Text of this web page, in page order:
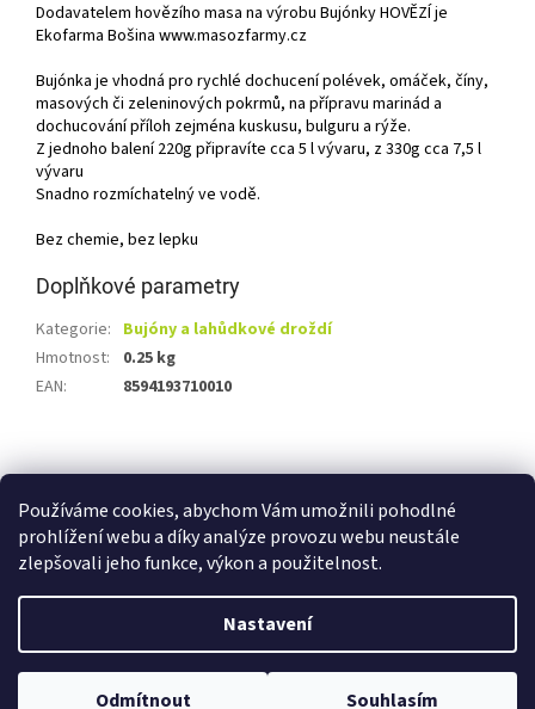
Používáme cookies, abychom Vám umožnili pohodlné
prohlížení webu a díky analýze provozu webu neustále
zlepšovali jeho funkce, výkon a použitelnost.
Nastavení
Odmítnout Souhlasím
Dodavatelem hovězího masa na výrobu Bujónky HOVĚZÍ je
Ekofarma Bošina www.masozfarmy.cz
Bujónka je vhodná pro rychlé dochucení polévek, omáček, číny,
masových či zeleninových pokrmů, na přípravu marinád a
dochucování příloh zejména kuskusu, bulguru a rýže.
Z jednoho balení 220g připravíte cca 5 l vývaru, z 330g cca 7,5 l
vývaru
Snadno rozmíchatelný ve vodě.
Bez chemie, bez lepku
Doplňkové parametry
Kategorie: Bujóny a lahůdkové droždí
Hmotnost:
0.25 kg
EAN: 8594193710010
á
Copyright 2026E-shop Ze statku Dobříš. Všechna práva
vyhrazena.
Upravit nastavení cookies